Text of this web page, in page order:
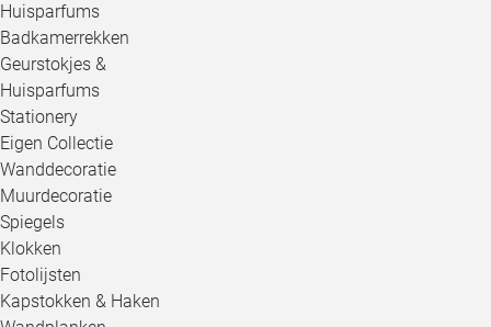
Huisparfums
Badkamerrekken
Geurstokjes &
Huisparfums
Stationery
Eigen Collectie
Wanddecoratie
Muurdecoratie
Spiegels
Klokken
Fotolijsten
Kapstokken & Haken